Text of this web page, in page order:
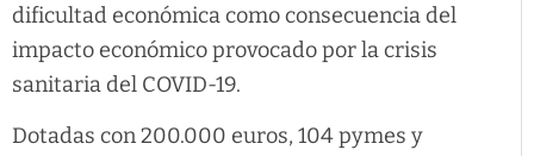
dificultad económica como consecuencia del
impacto económico provocado por la crisis
sanitaria del COVID-19.
Dotadas con 200.000 euros, 104 pymes y